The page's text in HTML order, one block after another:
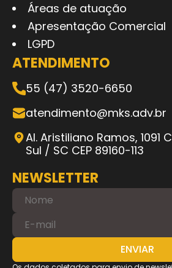
Áreas de atuação
Apresentação Comercial
LGPD
ATENDIMENTO
55 (47) 3520-6650
atendimento@mks.adv.br
Al. Aristiliano Ramos, 1091
Sul / SC CEP 89160-113
NEWSLETTER